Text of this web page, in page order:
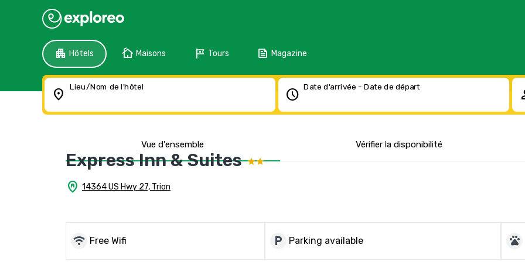
apartment Hôtels cottage Maisons tour Tours feed Magazine
location_on Lieu/Nom de l'hôtel schedule Date d'arrivée - Date de départ
Vue d'ensemble Vérifier la disponibilité
Express Inn & Suites
home_pin 14364 US Hwy 27, Trion
wifi Free Wifi local_parking Parking available pets